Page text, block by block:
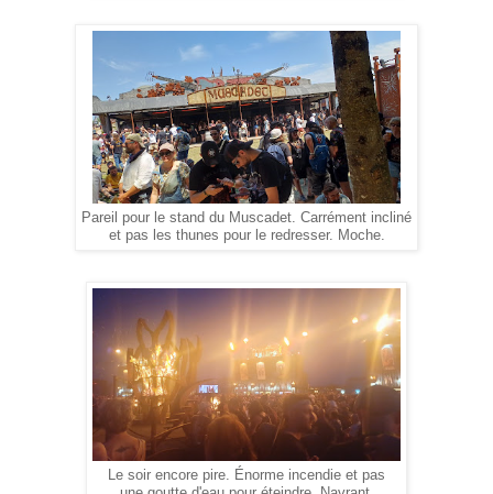
Pareil pour le stand du Muscadet. Carrément incliné
et pas les thunes pour le redresser. Moche.
Le soir encore pire. Énorme incendie et pas